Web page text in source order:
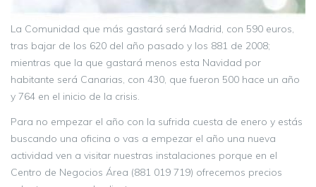
La Comunidad que más gastará será Madrid, con 590 euros,
tras bajar de los 620 del año pasado y los 881 de 2008;
mientras que la que gastará menos esta Navidad por
habitante será Canarias, con 430, que fueron 500 hace un año
y 764 en el inicio de la crisis.
Para no empezar el año con la sufrida cuesta de enero y estás
buscando una oficina o vas a empezar el año una nueva
actividad ven a visitar nuestras instalaciones porque en el
Centro de Negocios Área (881 019 719) ofrecemos precios